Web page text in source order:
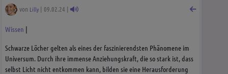
von Lilly | 09.02.24 |
Wissen |
Schwarze Löcher gelten als eines der faszinierendsten Phänomene im
Universum. Durch ihre immense Anziehungskraft, die so stark ist, dass
selbst Licht nicht entkommen kann, bilden sie eine Herausforderung